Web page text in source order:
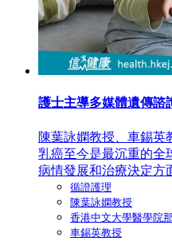
護士主導多媒體遺傳諮
陳葉詠嫻教授、車錫英
乳癌至今是最沉重的全
病情發展和治療決定方
循證護理
陳葉詠嫻教授
香港中文大學醫學院
車錫英教授